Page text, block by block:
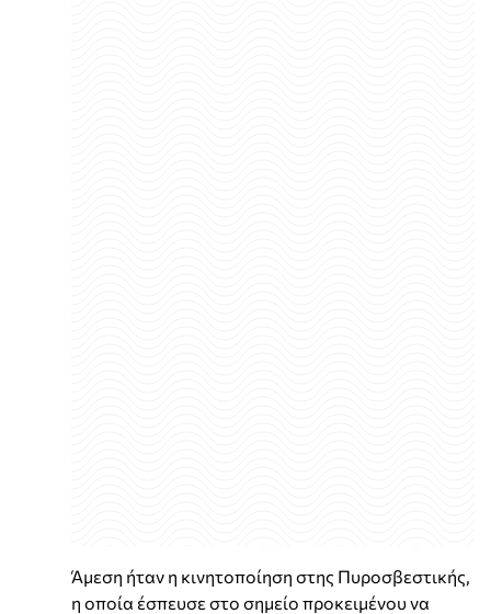
Άμεση ήταν η κινητοποίηση στης Πυροσβεστικής,
η οποία έσπευσε στο σημείο προκειμένου να